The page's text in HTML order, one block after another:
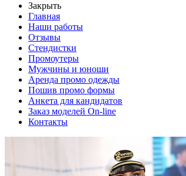
Закрыть
Главная
Наши работы
Отзывы
Стендистки
Промоутеры
Мужчины и юноши
Аренда промо одежды
Пошив промо формы
Анкета для кандидатов
Заказ моделей On-line
Контакты